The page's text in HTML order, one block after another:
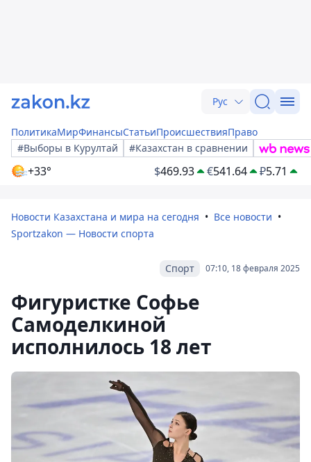
Рус
ПолитикаМирФинансыСтатьиПроисшествияПраво
#Выборы в Курултай
#Казахстан в сравнении
+33° $469.93 €541.64 ₽5.71
Новости Казахстана и мира на сегодня
Все новости
Sportzakon — Новости спорта
07:10, 18 февраля 2025
Спорт
Фигуристке Софье
Самоделкиной
исполнилось 18 лет